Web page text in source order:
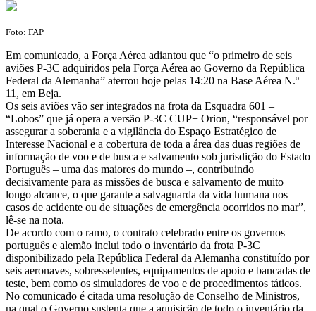
Foto: FAP
Em comunicado, a Força Aérea adiantou que “o primeiro de seis
aviões P-3C adquiridos pela Força Aérea ao Governo da República
Federal da Alemanha” aterrou hoje pelas 14:20 na Base Aérea N.º
11, em Beja.
Os seis aviões vão ser integrados na frota da Esquadra 601 –
“Lobos” que já opera a versão P-3C CUP+ Orion, “responsável por
assegurar a soberania e a vigilância do Espaço Estratégico de
Interesse Nacional e a cobertura de toda a área das duas regiões de
informação de voo e de busca e salvamento sob jurisdição do Estado
Português – uma das maiores do mundo –, contribuindo
decisivamente para as missões de busca e salvamento de muito
longo alcance, o que garante a salvaguarda da vida humana nos
casos de acidente ou de situações de emergência ocorridos no mar”,
lê-se na nota.
De acordo com o ramo, o contrato celebrado entre os governos
português e alemão inclui todo o inventário da frota P-3C
disponibilizado pela República Federal da Alemanha constituído por
seis aeronaves, sobresselentes, equipamentos de apoio e bancadas de
teste, bem como os simuladores de voo e de procedimentos táticos.
No comunicado é citada uma resolução de Conselho de Ministros,